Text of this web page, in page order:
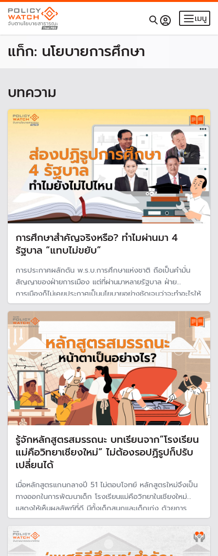
เมนู
แท็ก: นโยบายการศึกษา
บทความ
การศึกษาสำคัญจริงหรือ? ทำไมผ่านมา 4
รัฐบาล “แทบไม่ขยับ”
การประกาศผลักดัน พ.ร.บ.การศึกษาแห่งชาติ ถือเป็นคำมั่น
สัญญาของฝ่ายการเมือง แต่ที่ผ่านมาหลายรัฐบาล ฝ่าย
การเมืองก็ไม่เคยประกาศเป็นนโยบายอย่างชัดเจนว่าจะทำอะไรให้
เป็นจริงเป็นจริง ทำให้การบริหาร 4 รัฐบาลที่ผ่านมา “การปฏิรูป
การศึกษา ยังย่ำอยู่กับที่" ขณะที่ก้าวผ่านในศตวรรษที่ 21 มา
ไกล
รู้จักหลักสูตรสมรรถนะ บทเรียนจาก”โรงเรียน
แม่คือวิทยาเชียงใหม่” ไม่ต้องรอปฏิรูปก็ปรับ
เปลี่ยนได้
เมื่อหลักสูตรแกนกลางปี 51 ไม่ตอบโจทย์ หลักสูตรใหม่จึงเป็น
ทางออกในการพัฒนาเด็ก โรงเรียนแม่คือวิทยาในเชียงใหม่
แสดงให้เห็นผลลัพท์ที่ดี มีทั้งเด็กสนุกและเด็กเก่ง ด้วยการ
พัฒนาหลักสูตรสมรรถนะ จากพรบ.นวัตกรรมพื้นที่การศึกษา
ไม่ต้องรอปฏิรูปใหญ่โต เพียงแต่ทุกฝ่ายต้องปรับเปลี่ยน ทั้งครู
และผู้ปกครอง